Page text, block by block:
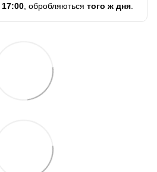
17:00 , обробляються того ж дня